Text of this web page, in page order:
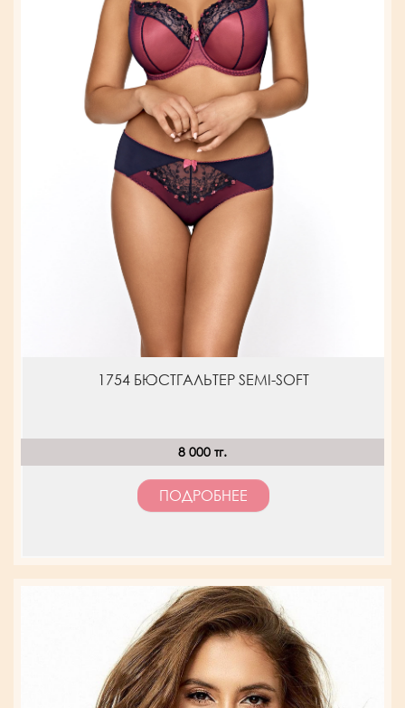
1754 БЮСТГАЛЬТЕР SEMI-SOFT
8 000 тг.
ПОДРОБНЕЕ